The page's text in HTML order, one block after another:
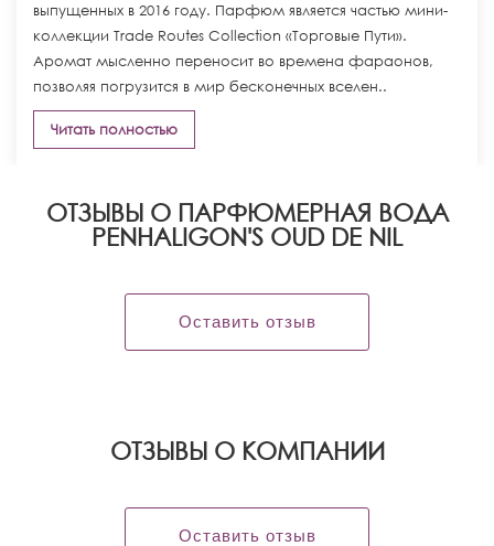
выпущенных в 2016 году. Парфюм является частью мини-
коллекции Trade Routes Collection «Торговые Пути».
Аромат мысленно переносит во времена фараонов,
позволяя погрузится в мир бесконечных вселен..
Читать полностью
ОТЗЫВЫ О ПАРФЮМЕРНАЯ ВОДА
PENHALIGON'S OUD DE NIL
Оставить отзыв
OТЗЫВЫ О КОМПАНИИ
Оставить отзыв